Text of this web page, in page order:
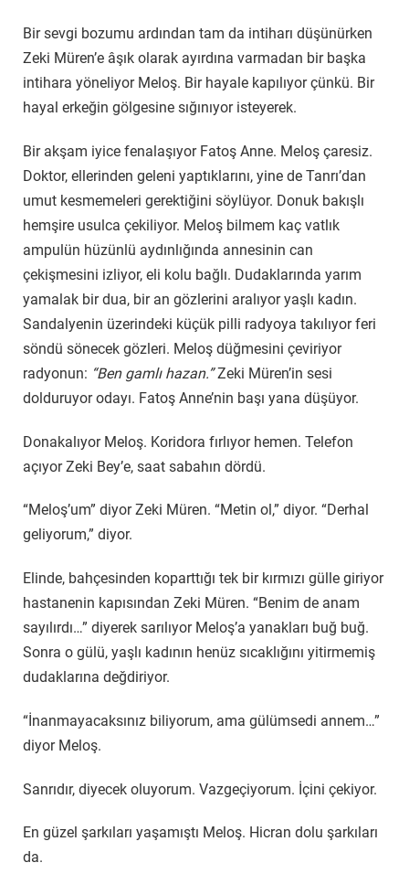
Bir sevgi bozumu ardından tam da intiharı düşünürken
Zeki Müren’e âşık olarak ayırdına varmadan bir başka
intihara yöneliyor Meloş. Bir hayale kapılıyor çünkü. Bir
hayal erkeğin gölgesine sığınıyor isteyerek.
Bir akşam iyice fenalaşıyor Fatoş Anne. Meloş çaresiz.
Doktor, ellerinden geleni yaptıklarını, yine de Tanrı’dan
umut kesmemeleri gerektiğini söylüyor. Donuk bakışlı
hemşire usulca çekiliyor. Meloş bilmem kaç vatlık
ampulün hüzünlü aydınlığında annesinin can
çekişmesini izliyor, eli kolu bağlı. Dudaklarında yarım
yamalak bir dua, bir an gözlerini aralıyor yaşlı kadın.
Sandalyenin üzerindeki küçük pilli radyoya takılıyor feri
söndü sönecek gözleri. Meloş düğmesini çeviriyor
radyonun: “Ben gamlı hazan.”Zeki Müren’in sesi
dolduruyor odayı. Fatoş Anne’nin başı yana düşüyor.
Donakalıyor Meloş. Koridora fırlıyor hemen. Telefon
açıyor Zeki Bey’e, saat sabahın dördü.
“Meloş’um” diyor Zeki Müren. “Metin ol,” diyor. “Derhal
geliyorum,” diyor.
Elinde, bahçesinden koparttığı tek bir kırmızı gülle giriyor
hastanenin kapısından Zeki Müren. “Benim de anam
sayılırdı…” diyerek sarılıyor Meloş’a yanakları buğ buğ.
Sonra o gülü, yaşlı kadının henüz sıcaklığını yitirmemiş
dudaklarına değdiriyor.
“İnanmayacaksınız biliyorum, ama gülümsedi annem…”
diyor Meloş.
Sanrıdır, diyecek oluyorum. Vazgeçiyorum. İçini çekiyor.
En güzel şarkıları yaşamıştı Meloş. Hicran dolu şarkıları
da.